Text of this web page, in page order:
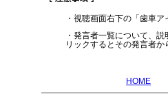
・視聴画面右下の「歯車
・発言者一覧について、
リックするとその発言者か
HOME